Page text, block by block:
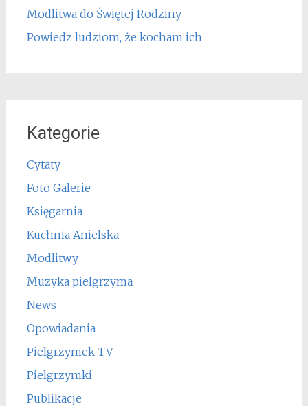
Modlitwa do Świętej Rodziny
Powiedz ludziom, że kocham ich
Kategorie
Cytaty
Foto Galerie
Księgarnia
Kuchnia Anielska
Modlitwy
Muzyka pielgrzyma
News
Opowiadania
Pielgrzymek TV
Pielgrzymki
Publikacje